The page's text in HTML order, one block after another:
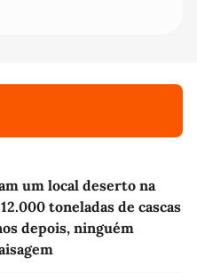
um local deserto na
toneladas de cascas
depois, ninguém